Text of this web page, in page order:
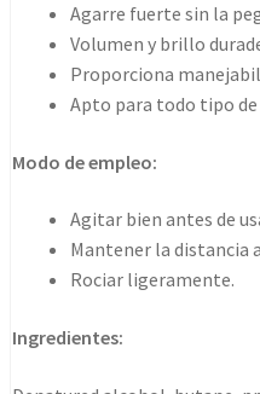
Agarre fuerte sin la
Volumen y brillo
Proporciona
Apto para todo tipo
Modo de empleo:
Agitar bien antes de
Mantener la distancia
Rociar ligeramente.
Ingredientes: